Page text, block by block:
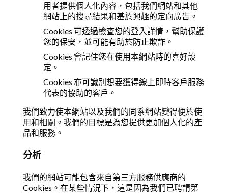
用者提供個人化內容，包括我們網站和其他
網站上的搜尋結果和基於興趣的定向廣告。
Cookies 可透過檢查您的登入詳情，幫助保護
您的保安，並可能有助於防止欺詐。
Cookies 會記住您在使用本網站時的喜好設
定。
Cookies 亦可識別想要獲得線上即時客戶服務
代表的協助的客戶。
我們致力使本網站以及我們的同系網站變得便於使
用和相關。我們的目標是為您提供更加個人化的產
品和服務。
分析
我們的網站可能包含來自第三方服務供應商的
Cookies。在某些情況下，這是因為我們已聘請第